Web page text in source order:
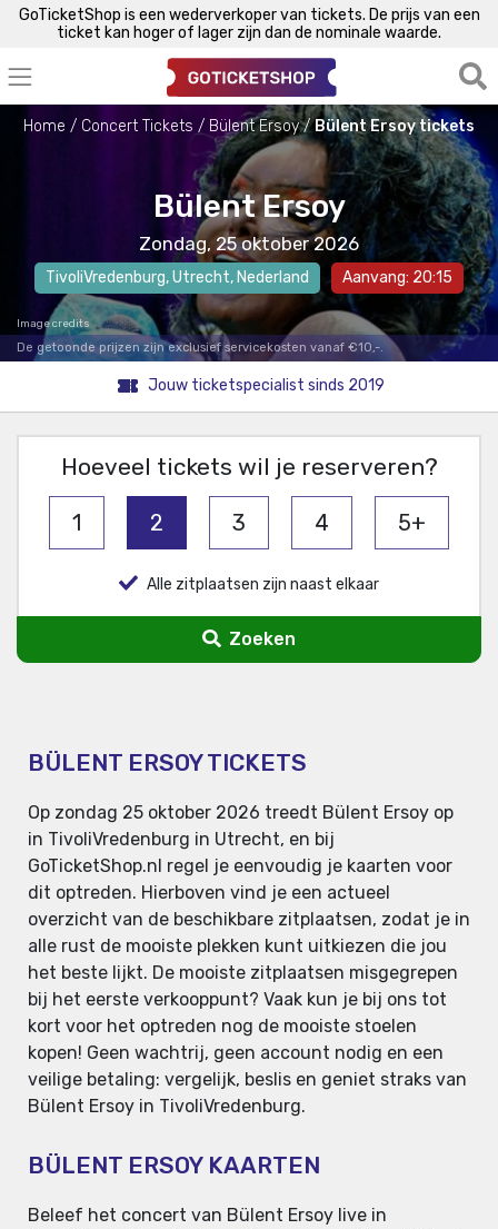
GoTicketShop is een wederverkoper van tickets. De prijs van een
ticket kan hoger of lager zijn dan de nominale waarde.
Home Concert Tickets Bülent Ersoy Bülent Ersoy tickets
Bülent Ersoy
Zondag, 25 oktober 2026
TivoliVredenburg,Utrecht, Nederland Aanvang: 20:15
Image credits
De getoonde prijzen zijn exclusief servicekosten vanaf €10,-.
Jouw ticketspecialist sinds 2019
Hoeveel tickets wil je reserveren?
1 2 3 4 5+
Alle zitplaatsen zijn naast elkaar
Zoeken
BÜLENT ERSOY TICKETS
Op zondag 25 oktober 2026 treedt Bülent Ersoy op
in TivoliVredenburg in Utrecht, en bij
GoTicketShop.nl regel je eenvoudig je kaarten voor
dit optreden. Hierboven vind je een actueel
overzicht van de beschikbare zitplaatsen, zodat je in
alle rust de mooiste plekken kunt uitkiezen die jou
het beste lijkt. De mooiste zitplaatsen misgegrepen
bij het eerste verkooppunt? Vaak kun je bij ons tot
kort voor het optreden nog de mooiste stoelen
kopen! Geen wachtrij, geen account nodig en een
veilige betaling: vergelijk, beslis en geniet straks van
Bülent Ersoy in TivoliVredenburg.
BÜLENT ERSOY KAARTEN
Beleef het concert van Bülent Ersoy live in